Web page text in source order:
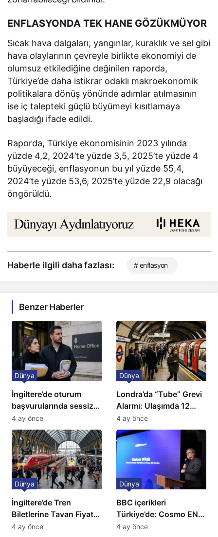
ENFLASYONDA TEK HANE GÖZÜKMÜYOR
Sıcak hava dalgaları, yangınlar, kuraklık ve sel gibi
hava olaylarının çevreyle birlikte ekonomiyi de
olumsuz etkilediğine değinilen raporda,
Türkiye’de daha istikrar odaklı makroekonomik
politikalara dönüş yönünde adımlar atılmasının
ise iç talepteki güçlü büyümeyi kısıtlamaya
başladığı ifade edildi.
Raporda, Türkiye ekonomisinin 2023 yılında
yüzde 4,2, 2024’te yüzde 3,5, 2025’te yüzde 4
büyüyeceği, enflasyonun bu yıl yüzde 55,4,
2024’te yüzde 53,6, 2025’te yüzde 22,9 olacağı
öngörüldü.
Haberle ilgili daha fazlası: # enflasyon
Benzer Haberler
İngiltere’de oturum
başvurularında sessiz
kriz: Büyükelçilikten
açıklama!
Dünya
4 ay önce
Londra’da “Tube” Grevi
Alarmı: Ulaşımda 12
Günlük Kaos Kapıda
Dünya
4 ay önce
İngiltere’de Tren
Biletlerine Tavan Fiyat:
Ulaşımda Yeni
Dünya
4 ay önce
BBC içerikleri
Türkiye’de: Cosmo EN
ve BBC Player yayında
Dünya
4 ay önce